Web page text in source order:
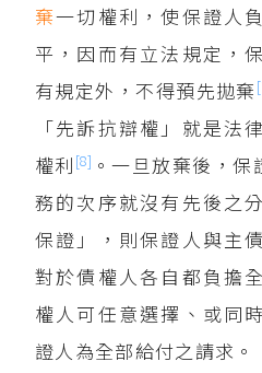
棄一切權利，使保證人
平，因而有立法規定，
有規定外，不得預先拋棄
「先訴抗辯權」就是法
權利 [8] 。一旦放棄後，
務的次序就沒有先後之
保證」，則保證人與主
對於債權人各自都負擔
權人可任意選擇、或同
證人為全部給付之請求。